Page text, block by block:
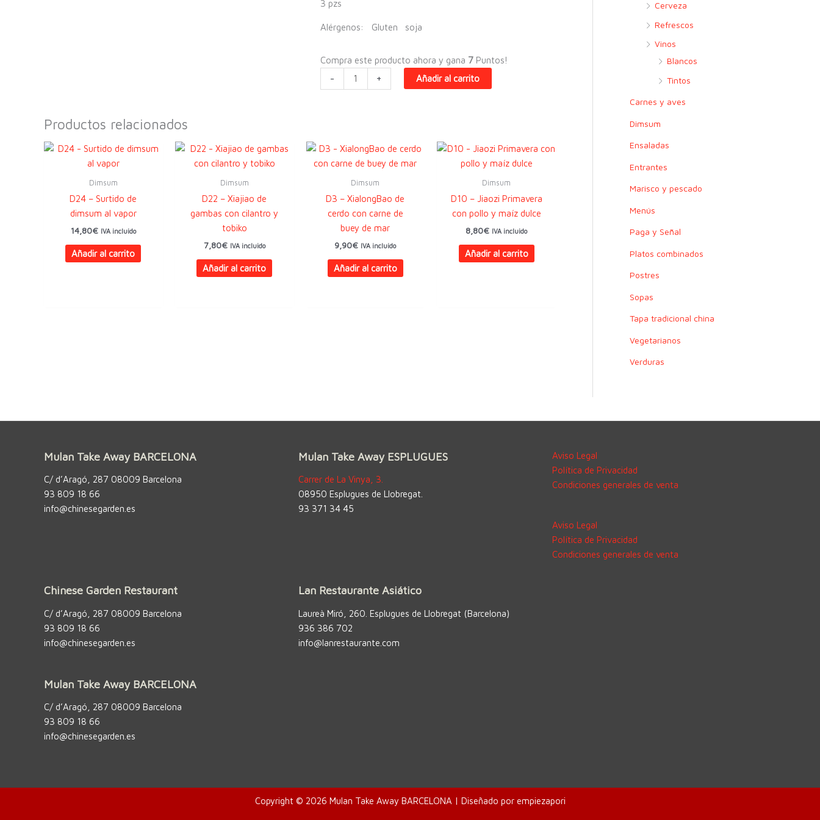
3 pzs
Alérgenos: Gluten soja
Compra este producto ahora y gana 7 Puntos!
-
-
con
setas
+ Añadir al carrito
Productos relacionados
Dimsum
D24 – Surtido de
dimsum al vapor
14,80€ IVA incluido
Añadir al carrito
Dimsum
D22 – Xiajiao de
gambas con cilantro y
tobiko
7,80€ IVA incluido
Añadir al carrito
Dimsum
D3 – XialongBao de
cerdo con carne de
buey de mar
9,90€ IVA incluido
Añadir al carrito
Dimsum
D10 – Jiaozi Primavera
con pollo y maíz dulce
8,80€ IVA incluido
Añadir al carrito
Cerveza
Refrescos
Vinos
Blancos
Tintos
Carnes y aves
Dimsum
Ensaladas
Entrantes
Marisco y pescado
Menús
Paga y Señal
Platos combinados
Postres
Sopas
Tapa tradicional china
Vegetarianos
Verduras
Mulan Take Away BARCELONA
C/ d’Aragó, 287 08009 Barcelona
93 809 18 66
info@chinesegarden.es
Chinese Garden Restaurant
C/ d’Aragó, 287 08009 Barcelona
93 809 18 66
info@chinesegarden.es
Mulan Take Away BARCELONA
C/ d’Aragó, 287 08009 Barcelona
93 809 18 66
info@chinesegarden.es
Mulan Take Away ESPLUGUES
Carrer de La Vinya, 3.
08950 Esplugues de Llobregat.
93 371 34 45
Lan Restaurante Asiático
Laureà Miró, 260. Esplugues de Llobregat (Barcelona)
936 386 702
info@lanrestaurante.com
Aviso Legal
Política de Privacidad
Condiciones generales de venta
Aviso Legal
Política de Privacidad
Condiciones generales de venta
Copyright © 2026 Mulan Take Away BARCELONA | Diseñado por empiezapori